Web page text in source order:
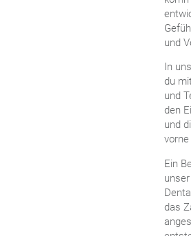
und
In
du
und
den
und
Ein
das